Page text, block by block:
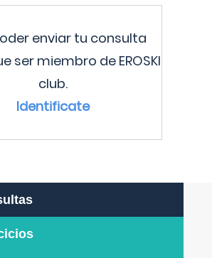
enviar tu consulta
ser miembro de EROSKI
club.
Identificate